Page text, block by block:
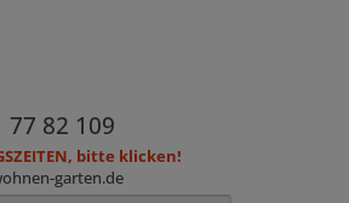
77 82 109
bitte klicken!
garten.de